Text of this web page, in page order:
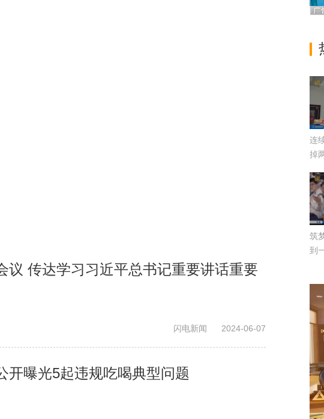
议 传达学习习近平总书记重要讲话重要
闪电新闻 2024-06-07
开曝光5起违规吃喝典型问题
连
掉
筑
到